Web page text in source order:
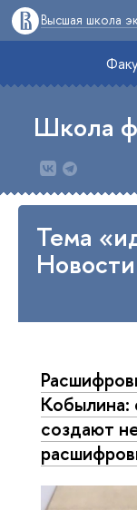
Высшая школа
Школа
Тема
Новости
Кобылина:
создают